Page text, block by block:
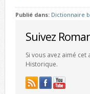
Publié dans: Dictionnaire
Suivez
Si vous avez aimé
Historique.